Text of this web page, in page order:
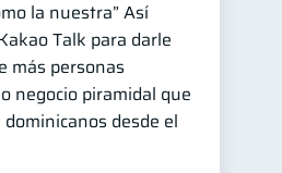
la nuestra” Así
Talk para darle
más personas
negocio piramidal que
desde el